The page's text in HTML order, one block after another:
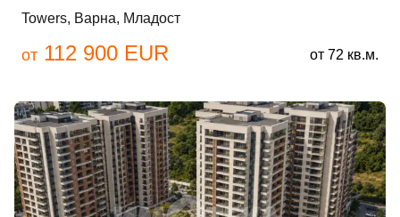
Towers, Варна, Младост
от 112 900 EUR от 72 кв.м.